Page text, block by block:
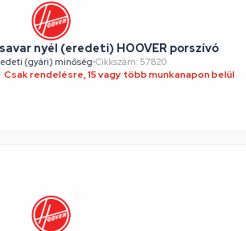
nyél (eredeti) HOOVER porszívó
(gyári) minőség•Cikkszám: 57820
Csak rendelésre, 15 vagy több munkanapon belül